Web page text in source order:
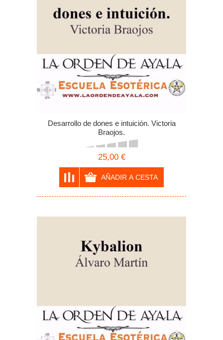
Desarrollo de dones e intuición. Victoria
Braojos.
25,00 €